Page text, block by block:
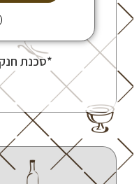
*סכנת